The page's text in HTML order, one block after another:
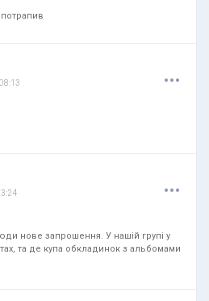
...
...
нове запрошення. У нашій групі у
та де купа обкладинок з альбомами